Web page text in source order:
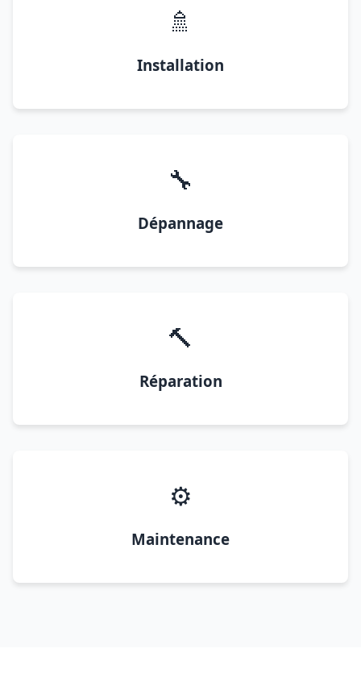
🚿
Installation
🔧
Dépannage
🔨
Réparation
⚙️
Maintenance